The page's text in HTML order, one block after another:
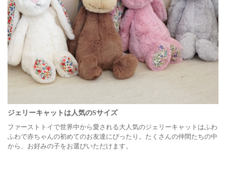
ジェリーキャットは人気のSサイズ
ファーストトイで世界中から愛される大人気のジェリーキャットはふわ
ふわで赤ちゃんの初めてのお友達にぴったり。たくさんの仲間たちの中
から、お好みの子をお選びいただけます。